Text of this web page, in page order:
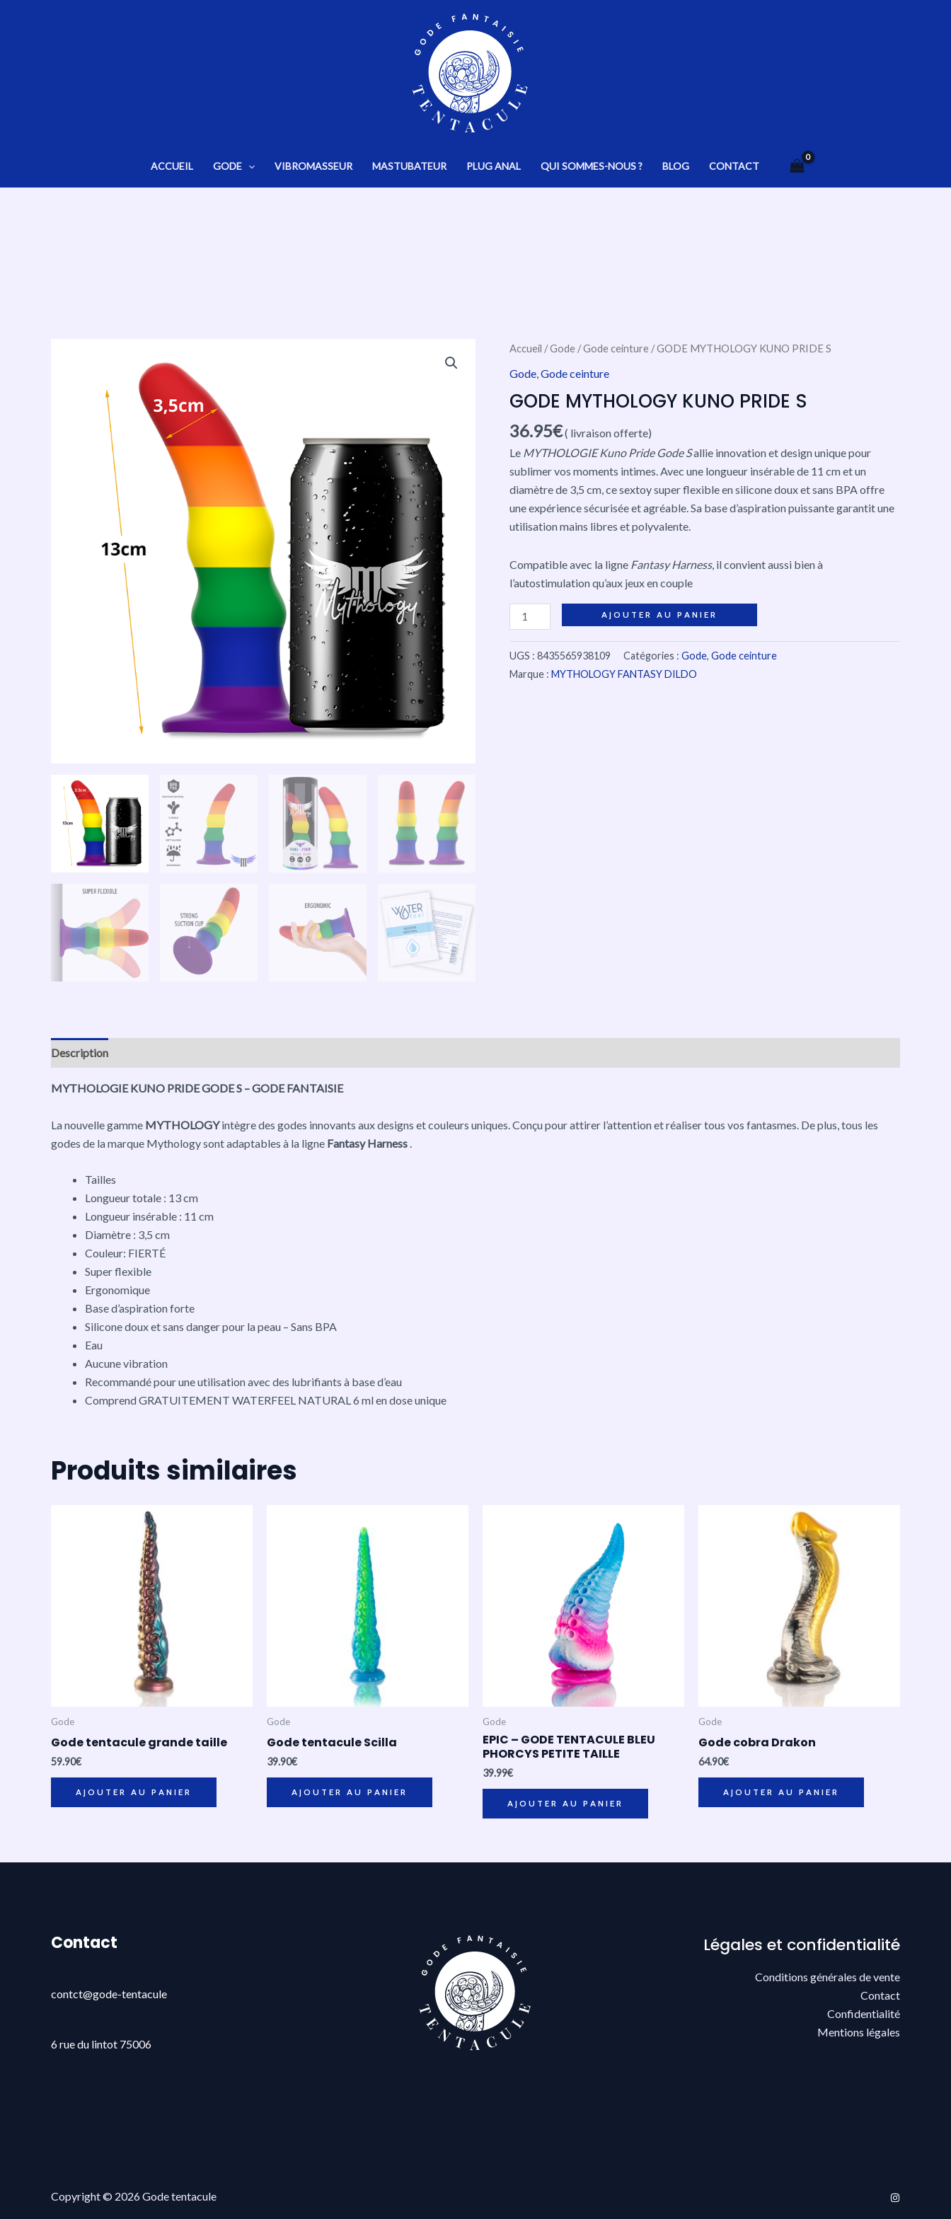
ACCUEIL GODE VIBROMASSEUR MASTUBATEUR PLUG ANAL QUI SOMMES-NOUS ? BLOG CONTACT
Accueil /Gode /Gode ceinture / GODE MYTHOLOGY KUNO PRIDE S
Gode Gode ceinture
GODE MYTHOLOGY KUNO PRIDE S
36.95€( livraison offerte)
Le MYTHOLOGIE Kuno Pride Gode Sallie innovation et design unique pour
sublimer vos moments intimes. Avec une longueur insérable de 11 cm et un
diamètre de 3,5 cm, ce sextoy super flexible en silicone doux et sans BPA offre
une expérience sécurisée et agréable. Sa base d’aspiration puissante garantit une
utilisation mains libres et polyvalente.
Compatible avec la ligne Fantasy Harness, il convient aussi bien à
l’autostimulation qu’aux jeux en couple
quantité
GODE
MYTHOLOGY
PRIDE
S
AJOUTER AU PANIER
UGS : 8435565938109 Catégories : Gode, Gode ceinture
Marque : MYTHOLOGY FANTASY DILDO
Description
MYTHOLOGIE KUNO PRIDE GODE S – GODE FANTAISIE
La nouvelle gamme MYTHOLOGYintègre des godes innovants aux designs et couleurs uniques. Conçu pour attirer l’attention et réaliser tous vos fantasmes. De plus, tous les
godes de la marque Mythology sont adaptables à la ligne Fantasy Harness
Tailles
Longueur totale : 13 cm
Longueur insérable : 11 cm
Diamètre : 3,5 cm
Couleur: FIERTÉ
Super flexible
Ergonomique
Base d’aspiration forte
Silicone doux et sans danger pour la peau – Sans BPA
Eau
Aucune vibration
Recommandé pour une utilisation avec des lubrifiants à base d’eau
Comprend GRATUITEMENT WATERFEEL NATURAL 6 ml en dose unique
Produits similaires
Gode
Gode tentacule grande taille
59.90€
AJOUTER AU PANIER
Gode
Gode tentacule Scilla
39.90€
AJOUTER AU PANIER
Gode
EPIC – GODE TENTACULE BLEU
PHORCYS PETITE TAILLE
39.99€
AJOUTER AU PANIER
Gode
Gode cobra Drakon
64.90€
AJOUTER AU PANIER
Contact
contct@gode-tentacule
6 rue du lintot 75006
Légales et confidentialité
Conditions générales de vente
Contact
Confidentialité
Mentions légales
Copyright © 2026 Gode tentacule